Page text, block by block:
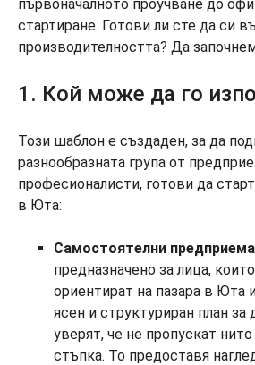
първоначалното проучване до
стартиране. Готови ли сте да си
производителността? Да
1. Кой може да го
Този шаблон е създаден, за да
разнообразната група от
професионалисти, готови да
в Юта:
Самостоятелни
предназначено за лица,
ориентират на пазара в Юта
ясен и структуриран план за
уверят, че не пропускат
стъпка. То предоставя